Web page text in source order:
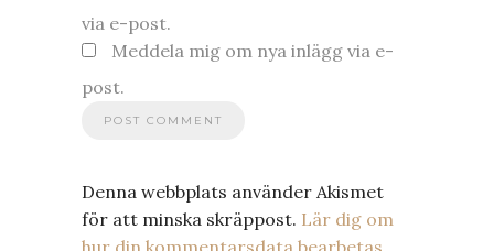
via e-post.
Meddela mig om nya inlägg via e-
post.
Denna webbplats använder Akismet
för att minska skräppost. Lär dig om